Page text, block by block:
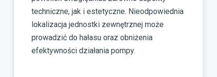
techniczne, jak i estetyczne. Nieodpowiednia
lokalizacja jednostki zewnętrznej może
prowadzić do hałasu oraz obniżenia
efektywności działania pompy.